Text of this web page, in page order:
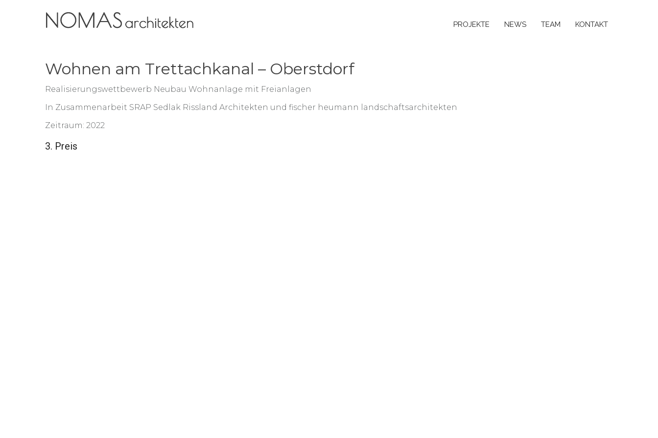
PROJEKTE NEWS TEAM KONTAKT
Wohnen am Trettachkanal – Oberstdorf
Realisierungswettbewerb Neubau Wohnanlage mit Freianlagen
In Zusammenarbeit SRAP Sedlak Rissland Architekten und fischer heumann landschaftsarchitekten
Zeitraum: 2022
3. Preis